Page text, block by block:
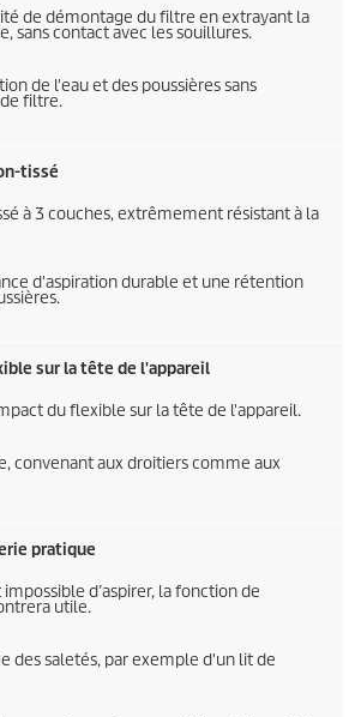
de démontage du filtre en extrayant la
sans contact avec les souillures.
de l'eau et des poussières sans
filtre.
tissé
à 3 couches, extrêmement résistant à la
d'aspiration durable et une rétention
sur la tête de l'appareil
du flexible sur la tête de l'appareil.
convenant aux droitiers comme aux
pratique
d’aspirer, la fonction de
utile.
des saletés, par exemple d'un lit de